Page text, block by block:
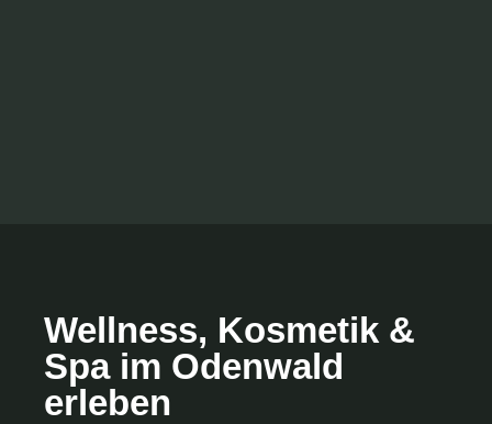
Wellness, Kosmetik &
Spa im Odenwald
erleben